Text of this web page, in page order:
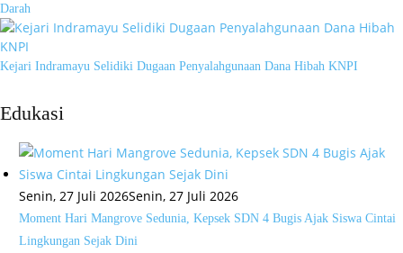
Darah
Kejari Indramayu Selidiki Dugaan Penyalahgunaan Dana Hibah KNPI
Edukasi
Senin, 27 Juli 2026Senin, 27 Juli 2026
Moment Hari Mangrove Sedunia, Kepsek SDN 4 Bugis Ajak Siswa Cintai
Lingkungan Sejak Dini